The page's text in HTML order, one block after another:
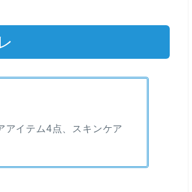
アイテム4点、スキンケア